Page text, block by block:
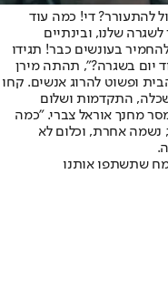
להתעורר? די! כמה עוד
שלנו, ובינתיים
בעונשים כבר! תגידו
יום בשגרה?", תהתה מירן
ופשוט להרוג אנשים. קחו
התקדמות ושלום
מחנך אוראל צברי. "כמה
נשמה אחרת, וכלום לא
שתשתפו אותנו